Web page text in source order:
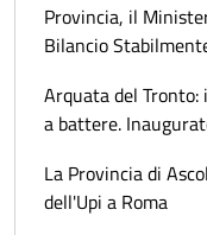
Provincia, il
Bilancio
Arquata del
a battere.
La Provincia di
dell'Upi a Roma